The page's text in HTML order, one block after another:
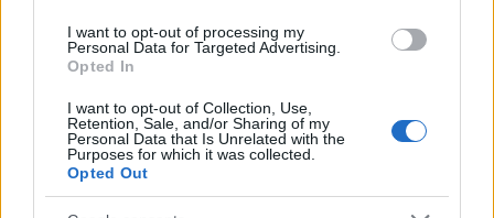
I want to opt-out of processing my
Personal Data for Targeted Advertising.
Opted In
I want to opt-out of Collection, Use,
Retention, Sale, and/or Sharing of my
Personal Data that Is Unrelated with the
Purposes for which it was collected.
Opted Out